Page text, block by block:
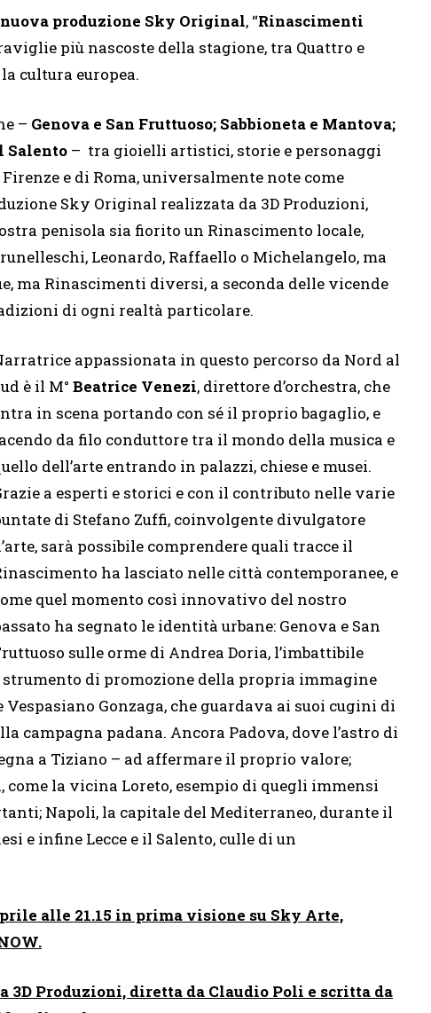
produzione Sky Original, “Rinascimenti
più nascoste della stagione, tra Quattro e
cultura europea.
– Genova e San Fruttuoso; Sabbioneta e Mantova;
Salento – tra gioielli artistici, storie e personaggi
e di Roma, universalmente note come
Sky Original realizzata da 3D Produzioni,
penisola sia fiorito un Rinascimento locale,
Leonardo, Raffaello o Michelangelo, ma
ma Rinascimenti diversi, a seconda delle vicende
di ogni realtà particolare.
appassionata in questo percorso da Nord al
è il M° Beatrice Venezi, direttore d’orchestra, che
in scena portando con sé il proprio bagaglio, e
da filo conduttore tra il mondo della musica e
dell’arte entrando in palazzi, chiese e musei.
a esperti e storici e con il contributo nelle varie
di Stefano Zuffi, coinvolgente divulgatore
sarà possibile comprendere quali tracce il
ha lasciato nelle città contemporanee, e
quel momento così innovativo del nostro
ha segnato le identità urbane: Genova e San
sulle orme di Andrea Doria, l’imbattibile
strumento di promozione della propria immagine
Gonzaga, che guardava ai suoi cugini di
campagna padana. Ancora Padova, dove l’astro di
a Tiziano – ad affermare il proprio valore;
la vicina Loreto, esempio di quegli immensi
Napoli, la capitale del Mediterraneo, durante il
e infine Lecce e il Salento, culle di un
alle 21.15 in prima visione su Sky Arte,
Produzioni, diretta da Claudio Poli e scritta da